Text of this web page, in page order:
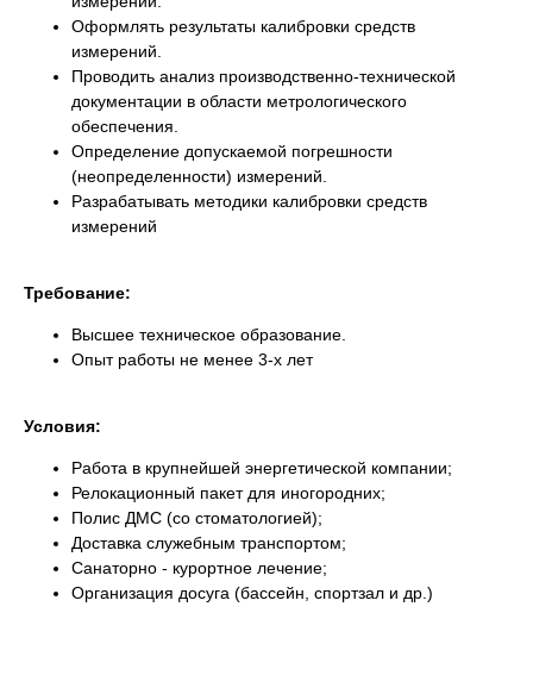
Оформлять результаты калибровки средств
измерений.
Проводить анализ производственно-технической
документации в области метрологического
обеспечения.
Определение допускаемой погрешности
(неопределенности) измерений.
Разрабатывать методики калибровки средств
измерений
Требование:
Высшее техническое образование.
Опыт работы не менее 3-х лет
Условия:
Работа в крупнейшей энергетической компании;
Релокационный пакет для иногородних;
Полис ДМС (со стоматологией);
Доставка служебным транспортом;
Санаторно - курортное лечение;
Организация досуга (бассейн, спортзал и др.)